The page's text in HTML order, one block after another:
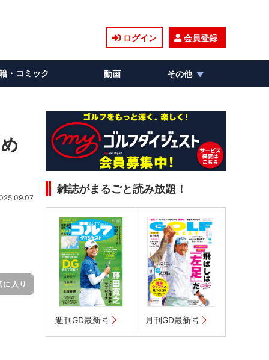
ログイン 会員登録
・コミック 動画 その他
に入り
雑誌がまるごと読み放題！
週刊GD最新号 月刊GD最新号